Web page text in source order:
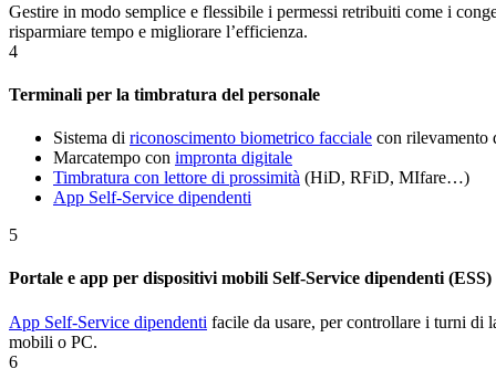
Gestire in modo semplice e flessibile i permessi retribuiti come i
risparmiare tempo e migliorare l’efficienza.
4
Terminali per la timbratura del personale
Sistema di riconoscimento biometrico facciale con rilevamento
Marcatempo con impronta digitale
Timbratura con lettore di prossimità (HiD, RFiD, MIfare…)
App Self-Service dipendenti
5
Portale e app per dispositivi mobili Self-Service dipendenti (ESS)
App Self-Service dipendenti facile da usare, per controllare i turni di
mobili o PC.
6